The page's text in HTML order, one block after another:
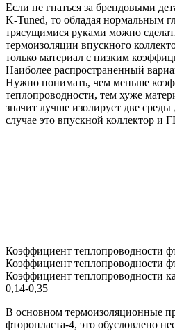
Если не гнаться за брендовыми
K-Tuned, то обладая нормальным
трясущимися руками можно
термоизоляции впускного
только материал с низким
Наиболее распространенный
Нужно понимать, чем меньше
теплопроводности, тем хуже
значит лучше изолирует две
случае это впускной коллектор и
Коэффициент теплопроводности
Коэффициент теплопроводности
Коэффициент теплопроводности
0,14-0,35
В основном термоизоляционные
фторопласта-4, это обусловлено